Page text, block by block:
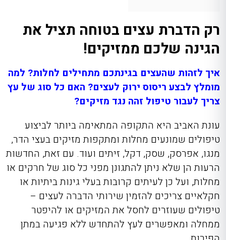
רק הדברת עצים בטוחה תציל את
הגינה שלכם ממזיקים!
איך לזהות שהעצים בגינתכם מתחילים לחלות? למה
מומלץ לבצע ריסוס ירוק לעצים? האם כל סוג של עץ
צריך לעבור טיפול זהה נגד מזיקים?
עונת האביב היא התקופה המתאימה ביותר לביצוע
טיפולים שמונעים מחלות ומתקפות מזיקים בעצי הדר,
מנגו, אפרסק, שסק, דקל, זיתים ועוד. עם זאת, החדשות
הרעות הן שלא ניתן להתגונן מפני כל סוג של חרקים או
מחלות, ועל כן לעיתים קרובות בעלי גינות ביתיות או
חקלאיים צריכים להזמין שירותי הדברה לעצים –
טיפולים שעוזרים לחסל את המזיקים או להיפטר
ממחלה ומאפשרים לעץ להתחדש ללא פגיעה במתן